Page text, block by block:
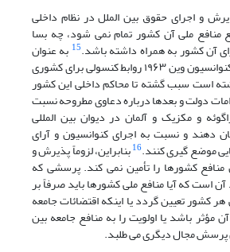
و اجرای حقوق بین الملل در نظام داخلی
منافع ملی آن کشور تمام نمی شود، چه بسا
آن کشور به همراه داشته باشد.15 به عنوان
نمونه، چالش هایی که کنوانسیون وین ۱۹۶۳ روابط کنسولی برای کشوری
است سبب گشته تا محاکم داخلی این کشور
دولت و بعدها درباره دعاوی مطروحه نسبت
و مکزیک و آلمان در دیوان بین المللی
دهند و نسبت به اجرای کنوانسیون و آرای
موضع گیری کنند.16بنابراین، لزوماً پذیرش و
منافع کشورها را تأمین نمی کند. پرسشی که
که آیا منافع ملی کشورها باید صرفاً بر
کشور تعیین گردد یا اینکه اقتضائات جامعه
مؤثر باشد یا اولویت را به منافع جامعه بین
پرسش مجال دیگری می طلبد.